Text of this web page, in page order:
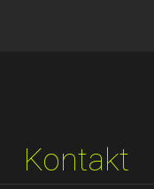
Kontakt